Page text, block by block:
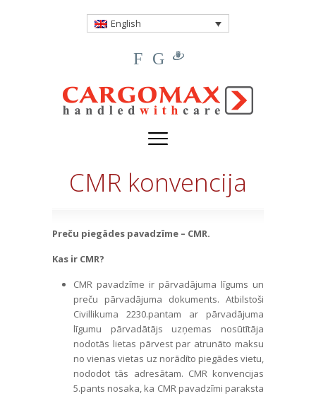
English
F G
CMR konvencija
Preču piegādes pavadzīme – CMR.
Kas ir CMR?
CMR pavadzīme ir pārvadājuma līgums un
preču pārvadājuma dokuments. Atbilstoši
Civillikuma 2230.pantam ar pārvadājuma
līgumu pārvadātājs uzņemas nosūtītāja
nodotās lietas pārvest par atrunāto maksu
no vienas vietas uz norādīto piegādes vietu,
nododot tās adresātam. CMR konvencijas
5.pants nosaka, ka CMR pavadzīmi paraksta